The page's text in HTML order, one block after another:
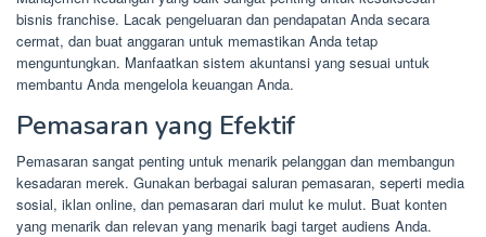
bisnis franchise. Lacak pengeluaran dan pendapatan Anda secara
cermat, dan buat anggaran untuk memastikan Anda tetap
menguntungkan. Manfaatkan sistem akuntansi yang sesuai untuk
membantu Anda mengelola keuangan Anda.
Pemasaran yang Efektif
Pemasaran sangat penting untuk menarik pelanggan dan membangun
kesadaran merek. Gunakan berbagai saluran pemasaran, seperti media
sosial, iklan online, dan pemasaran dari mulut ke mulut. Buat konten
yang menarik dan relevan yang menarik bagi target audiens Anda.